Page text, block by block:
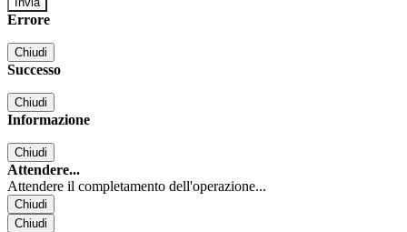
Errore
Chiudi
Successo
Chiudi
Informazione
Chiudi
Attendere...
Attendere il completamento dell'operazione...
Chiudi
Chiudi